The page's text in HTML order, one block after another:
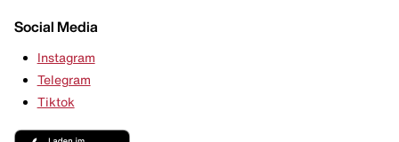
Social Media
Instagram
Telegram
Tiktok